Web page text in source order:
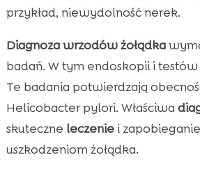
przykład, niewydolność nerek.
Diagnoza wrzodów żołądka
badań. W tym endoskopii i
Te badania potwierdzają
Helicobacter pylori. Właściwa
skuteczne leczeniei
uszkodzeniom żołądka.